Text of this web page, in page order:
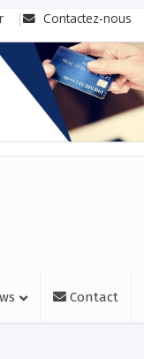
Contactez-nous
Contact